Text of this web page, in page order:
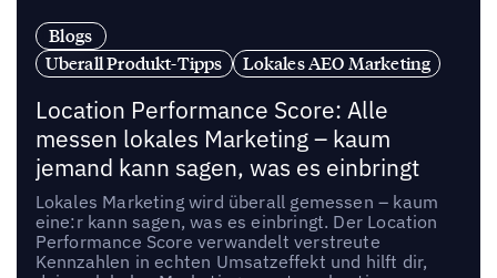
Blogs
Uberall Produkt-Tipps
Lokales AEO Marketing
Location Performance Score: Alle
messen lokales Marketing – kaum
jemand kann sagen, was es einbringt
Lokales Marketing wird überall gemessen – kaum
eine:r kann sagen, was es einbringt. Der Location
Performance Score verwandelt verstreute
Kennzahlen in echten Umsatzeffekt und hilft dir,